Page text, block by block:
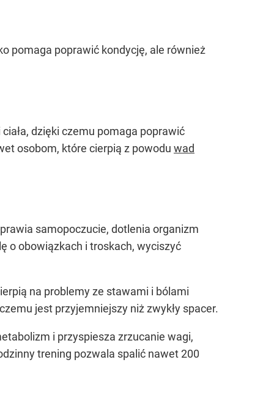
pomaga poprawić kondycję, ale również
dzięki czemu pomaga poprawić
osobom, które cierpią z powodu wad
samopoczucie, dotlenia organizm
o obowiązkach i troskach, wyciszyć
na problemy ze stawami i bólami
jest przyjemniejszy niż zwykły spacer.
i przyspiesza zrzucanie wagi,
trening pozwala spalić nawet 200